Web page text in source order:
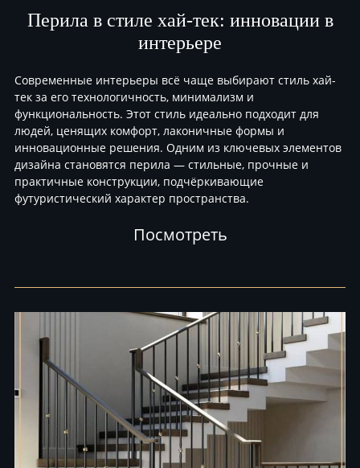
Перила в стиле хай-тек: инновации в
интерьере
Современные интерьеры всё чаще выбирают стиль хай-
тек за его технологичность, минимализм и
функциональность. Этот стиль идеально подходит для
людей, ценящих комфорт, лаконичные формы и
инновационные решения. Одним из ключевых элементов
дизайна становятся перила — стильные, прочные и
практичные конструкции, подчёркивающие
футуристический характер пространства.
Посмотреть